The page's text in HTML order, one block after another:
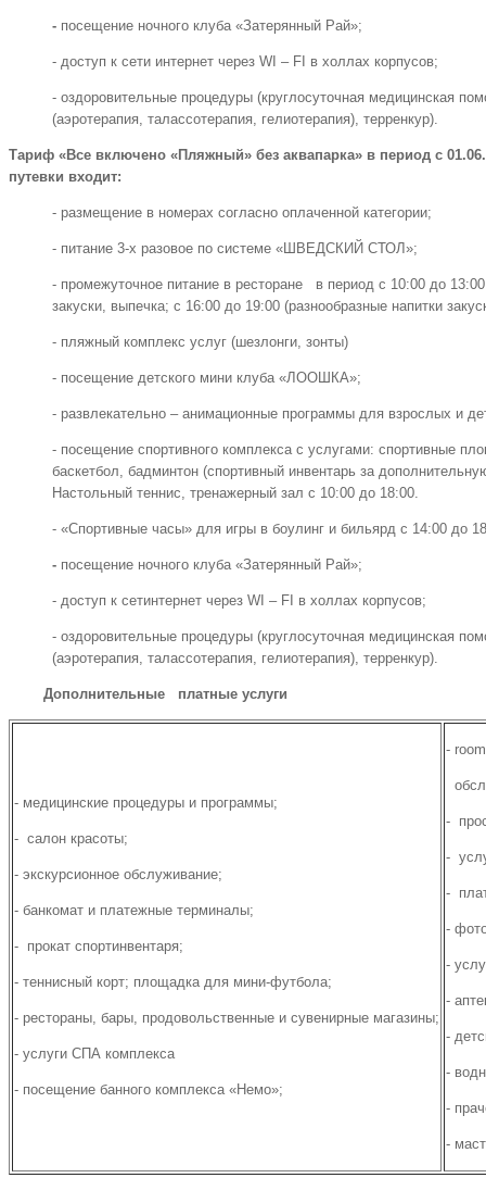
- посещение ночного клуба «Затерянный Рай»;
- доступ к сети интернет через WI – FI в холлах корпусов;
- оздоровительные процедуры (круглосуточная медицинская
(аэротерапия, талассотерапия, гелиотерапия), терренкур).
Тариф «Все включено «Пляжный» без аквапарка» в период с
путевки входит:
- размещение в номерах согласно оплаченной категории;
- питание 3-х разовое по системе «ШВЕДСКИЙ СТОЛ»;
- промежуточное питание в ресторане в период с 10:00 до 13:00
закуски, выпечка; с 16:00 до 19:00 (разнообразные напитки
- пляжный комплекс услуг (шезлонги, зонты)
- посещение детского мини клуба «ЛООШКА»;
- развлекательно – анимационные программы для взрослых и
- посещение спортивного комплекса с услугами: спортивные
баскетбол, бадминтон (спортивный инвентарь за
Настольный теннис, тренажерный зал с 10:00 до 18:00.
- «Спортивные часы» для игры в боулинг и бильярд с 14:00 до
- посещение ночного клуба «Затерянный Рай»;
- доступ к сетинтернет через WI – FI в холлах корпусов;
- оздоровительные процедуры (круглосуточная медицинская
(аэротерапия, талассотерапия, гелиотерапия), терренкур).
Дополнительные платные услуги
- медицинские процедуры и программы;
- салон красоты;
- экскурсионное обслуживание;
- банкомат и платежные терминалы;
- прокат спортинвентаря;
- теннисный корт; площадка для мини-футбола;
- рестораны, бары, продовольственные и сувенирные магазины;
- услуги СПА комплекса
- посещение банного комплекса «Немо»;
-
-
-
-
-
-
-
-
-
-
-